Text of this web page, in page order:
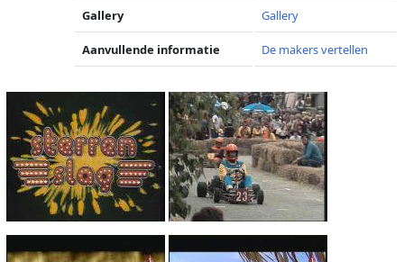
Gallery Gallery
Aanvullende informatie De makers vertellen